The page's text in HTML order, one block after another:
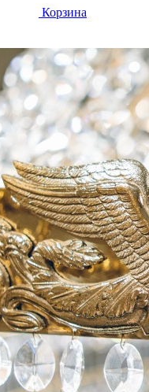
Корзина